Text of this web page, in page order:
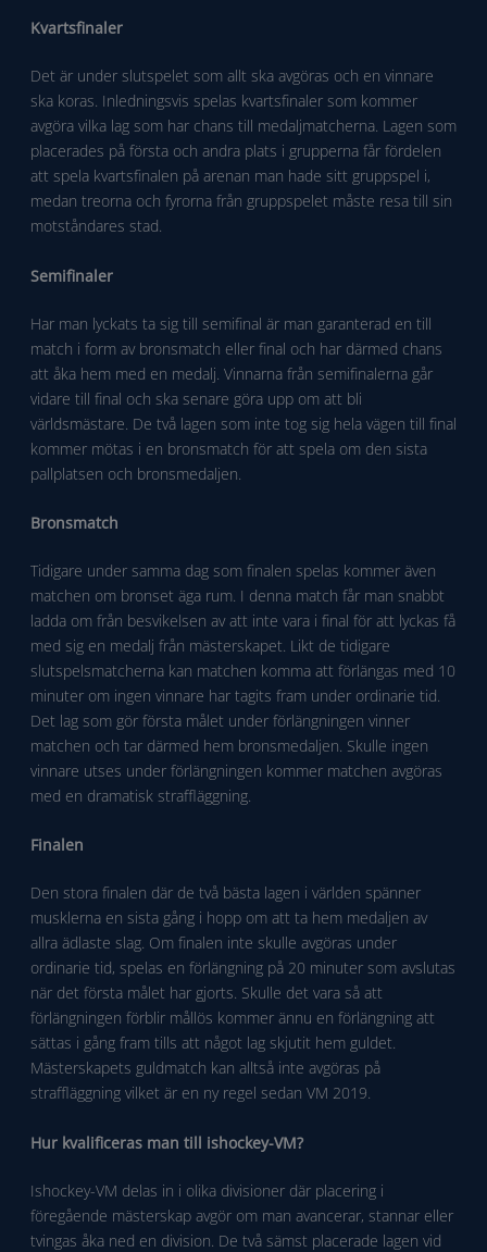
Kvartsfinaler
Det är under slutspelet som allt ska avgöras och en vinnare
ska koras. Inledningsvis spelas kvartsfinaler som kommer
avgöra vilka lag som har chans till medaljmatcherna. Lagen som
placerades på första och andra plats i grupperna får fördelen
att spela kvartsfinalen på arenan man hade sitt gruppspel i,
medan treorna och fyrorna från gruppspelet måste resa till sin
motståndares stad.
Semifinaler
Har man lyckats ta sig till semifinal är man garanterad en till
match i form av bronsmatch eller final och har därmed chans
att åka hem med en medalj. Vinnarna från semifinalerna går
vidare till final och ska senare göra upp om att bli
världsmästare. De två lagen som inte tog sig hela vägen till final
kommer mötas i en bronsmatch för att spela om den sista
pallplatsen och bronsmedaljen.
Bronsmatch
Tidigare under samma dag som finalen spelas kommer även
matchen om bronset äga rum. I denna match får man snabbt
ladda om från besvikelsen av att inte vara i final för att lyckas få
med sig en medalj från mästerskapet. Likt de tidigare
slutspelsmatcherna kan matchen komma att förlängas med 10
minuter om ingen vinnare har tagits fram under ordinarie tid.
Det lag som gör första målet under förlängningen vinner
matchen och tar därmed hem bronsmedaljen. Skulle ingen
vinnare utses under förlängningen kommer matchen avgöras
med en dramatisk straffläggning.
Finalen
Den stora finalen där de två bästa lagen i världen spänner
musklerna en sista gång i hopp om att ta hem medaljen av
allra ädlaste slag. Om finalen inte skulle avgöras under
ordinarie tid, spelas en förlängning på 20 minuter som avslutas
när det första målet har gjorts. Skulle det vara så att
förlängningen förblir mållös kommer ännu en förlängning att
sättas i gång fram tills att något lag skjutit hem guldet.
Mästerskapets guldmatch kan alltså inte avgöras på
straffläggning vilket är en ny regel sedan VM 2019.
Hur kvalificeras man till ishockey-VM?
Ishockey-VM delas in i olika divisioner där placering i
föregående mästerskap avgör om man avancerar, stannar eller
tvingas åka ned en division. De två sämst placerade lagen vid